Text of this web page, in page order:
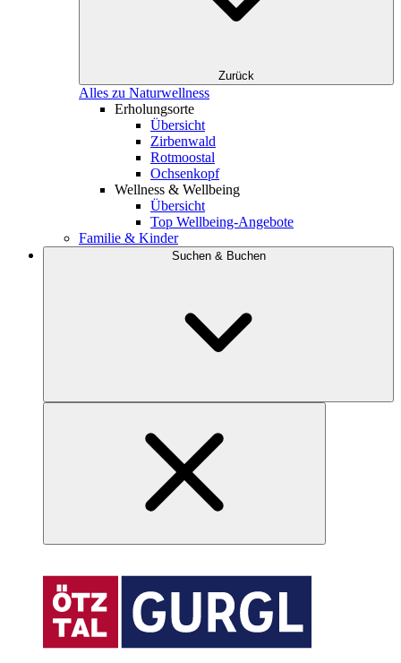
Zurück
Alles zu Naturwellness
Erholungsorte
Übersicht
Zirbenwald
Rotmoostal
Ochsenkopf
Wellness & Wellbeing
Übersicht
Top Wellbeing-Angebote
Familie & Kinder
Suchen & Buchen